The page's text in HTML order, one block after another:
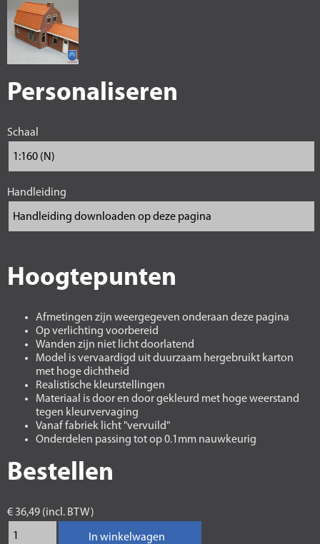
Personaliseren
Schaal
Handleiding
Hoogtepunten
Afmetingen zijn weergegeven onderaan deze pagina
Op verlichting voorbereid
Wanden zijn niet licht doorlatend
Model is vervaardigd uit duurzaam hergebruikt karton
met hoge dichtheid
Realistische kleurstellingen
Materiaal is door en door gekleurd met hoge weerstand
tegen kleurvervaging
Vanaf fabriek licht "vervuild"
Onderdelen passing tot op 0.1mm nauwkeurig
Bestellen
€ 36,49 (incl. BTW)
In winkelwagen